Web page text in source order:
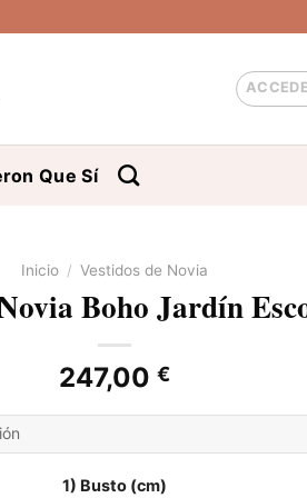
Que Sí
Inicio / Vestidos de Novia
Boho Jardín
247,00 €
1) Busto (cm)